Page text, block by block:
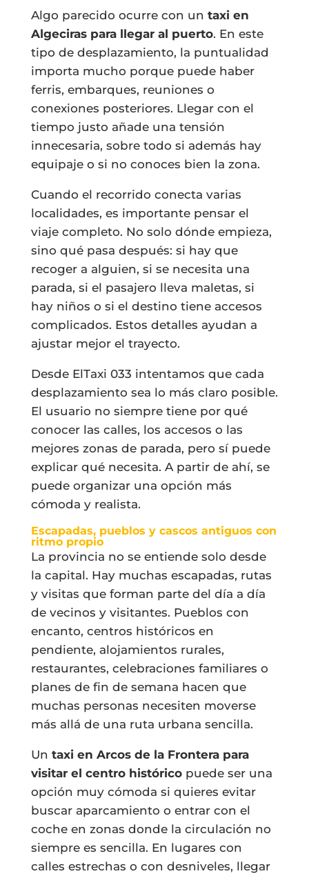
Algo parecido ocurre con un taxi en
Algeciras para llegar al puerto. En este
tipo de desplazamiento, la puntualidad
importa mucho porque puede haber
ferris, embarques, reuniones o
conexiones posteriores. Llegar con el
tiempo justo añade una tensión
innecesaria, sobre todo si además hay
equipaje o si no conoces bien la zona.
Cuando el recorrido conecta varias
localidades, es importante pensar el
viaje completo. No solo dónde empieza,
sino qué pasa después: si hay que
recoger a alguien, si se necesita una
parada, si el pasajero lleva maletas, si
hay niños o si el destino tiene accesos
complicados. Estos detalles ayudan a
ajustar mejor el trayecto.
Desde ElTaxi 033 intentamos que cada
desplazamiento sea lo más claro posible.
El usuario no siempre tiene por qué
conocer las calles, los accesos o las
mejores zonas de parada, pero sí puede
explicar qué necesita. A partir de ahí, se
puede organizar una opción más
cómoda y realista.
Escapadas, pueblos y cascos antiguos con
ritmo propio
La provincia no se entiende solo desde
la capital. Hay muchas escapadas, rutas
y visitas que forman parte del día a día
de vecinos y visitantes. Pueblos con
encanto, centros históricos en
pendiente, alojamientos rurales,
restaurantes, celebraciones familiares o
planes de fin de semana hacen que
muchas personas necesiten moverse
más allá de una ruta urbana sencilla.
Un taxi en Arcos de la Frontera para
visitar el centro históricopuede ser una
opción muy cómoda si quieres evitar
buscar aparcamiento o entrar con el
coche en zonas donde la circulación no
siempre es sencilla. En lugares con
calles estrechas o con desniveles, llegar